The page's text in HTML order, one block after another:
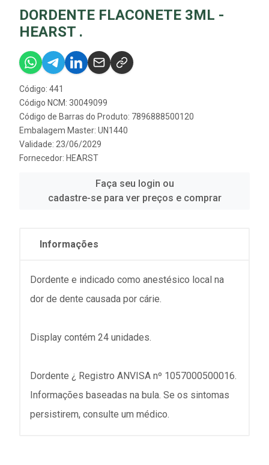
DORDENTE FLACONETE 3ML -
HEARST .
Código: 441
Código NCM: 30049099
Código de Barras do Produto: 7896888500120
Embalagem Master: UN1440
Validade: 23/06/2029
Fornecedor: HEARST
Faça seu login ou
cadastre-se para ver preços e comprar
Informações
Dordente e indicado como anestésico local na
dor de dente causada por cárie.
Display contém 24 unidades.
Dordente ¿ Registro ANVISA nº 1057000500016.
Informações baseadas na bula. Se os sintomas
persistirem, consulte um médico.